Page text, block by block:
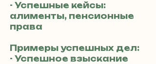
- Успешные кейсы:
алименты, пенсионные
права
Примеры успешных дел:
- Успешное взыскание